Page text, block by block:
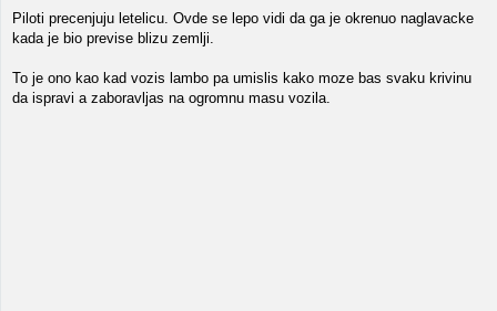
Piloti precenjuju letelicu. Ovde se lepo vidi da ga je okrenuo naglavacke
kada je bio previse blizu zemlji.
To je ono kao kad vozis lambo pa umislis kako moze bas svaku krivinu
da ispravi a zaboravljas na ogromnu masu vozila.